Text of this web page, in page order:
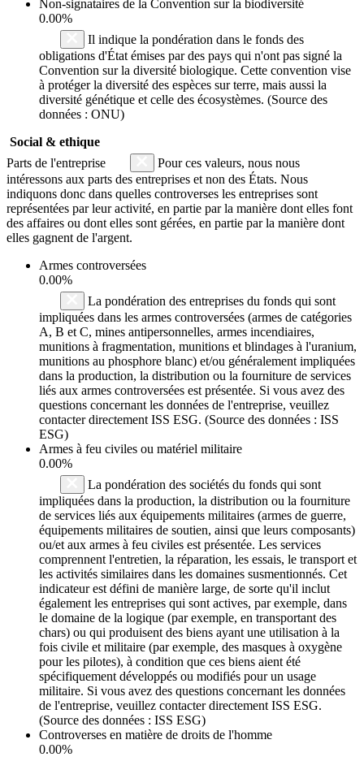
Non-signataires de la Convention sur la biodiversité
0.00%
Il indique la pondération dans le fonds des
obligations d'État émises par des pays qui n'ont pas signé la
Convention sur la diversité biologique. Cette convention vise
à protéger la diversité des espèces sur terre, mais aussi la
diversité génétique et celle des écosystèmes. (Source des
données : ONU)
Social & ethique
Parts de l'entreprise
Pour ces valeurs, nous nous
intéressons aux parts des entreprises et non des États. Nous
indiquons donc dans quelles controverses les entreprises sont
représentées par leur activité, en partie par la manière dont elles font
des affaires ou dont elles sont gérées, en partie par la manière dont
elles gagnent de l'argent.
Armes controversées
0.00%
La pondération des entreprises du fonds qui sont
impliquées dans les armes controversées (armes de catégories
A, B et C, mines antipersonnelles, armes incendiaires,
munitions à fragmentation, munitions et blindages à l'uranium,
munitions au phosphore blanc) et/ou généralement impliquées
dans la production, la distribution ou la fourniture de services
liés aux armes controversées est présentée. Si vous avez des
questions concernant les données de l'entreprise, veuillez
contacter directement ISS ESG. (Source des données : ISS
ESG)
Armes à feu civiles ou matériel militaire
0.00%
La pondération des sociétés du fonds qui sont
impliquées dans la production, la distribution ou la fourniture
de services liés aux équipements militaires (armes de guerre,
équipements militaires de soutien, ainsi que leurs composants)
ou/et aux armes à feu civiles est présentée. Les services
comprennent l'entretien, la réparation, les essais, le transport et
les activités similaires dans les domaines susmentionnés. Cet
indicateur est défini de manière large, de sorte qu'il inclut
également les entreprises qui sont actives, par exemple, dans
le domaine de la logique (par exemple, en transportant des
chars) ou qui produisent des biens ayant une utilisation à la
fois civile et militaire (par exemple, des masques à oxygène
pour les pilotes), à condition que ces biens aient été
spécifiquement développés ou modifiés pour un usage
militaire. Si vous avez des questions concernant les données
de l'entreprise, veuillez contacter directement ISS ESG.
(Source des données : ISS ESG)
Controverses en matière de droits de l'homme
0.00%